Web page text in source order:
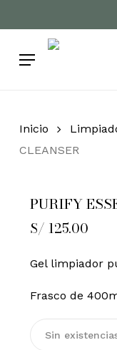
to
content
Menu
Cart
Inicio
CLEANSER
PURIFY
S/ 125.00
Gel limpiador
Frasco de
Sin